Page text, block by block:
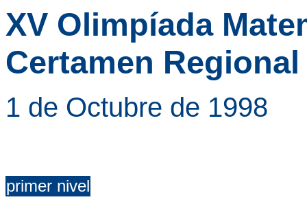
XV Olimpíada
Certamen Regional
1 de Octubre de 1998
primer nivel